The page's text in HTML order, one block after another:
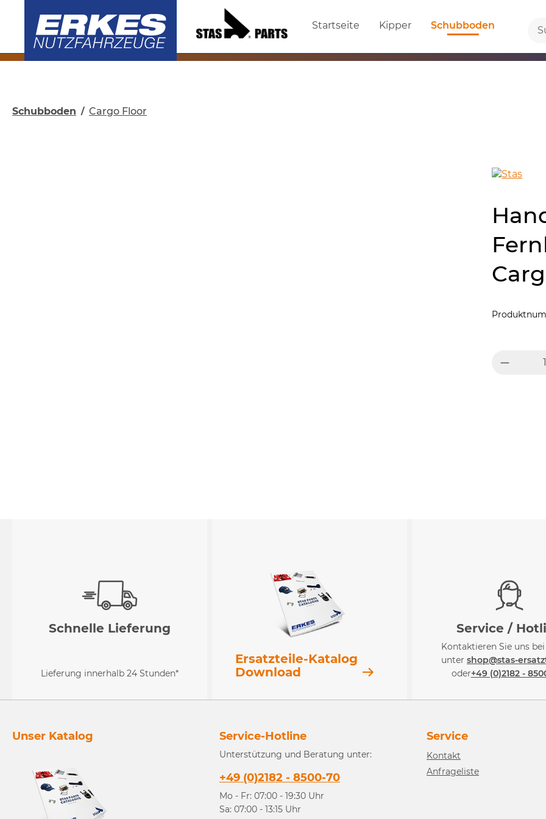
Zur Hauptnavigation springen
Startseite
Kipper Schubboden
Schubboden / Cargo Floor
Schnelle Lieferung
Lieferung innerhalb 24 Stunden*
Ersatzteile-Katalog
Download
Service /
Kontaktieren Sie uns
unter shop@stas-
oder+49 (0)2182 -
Unser Katalog Service-Hotline
Unterstützung und Beratung unter:
+49 (0)2182 - 8500-70
Mo - Fr: 07:00 - 19:30 Uhr
Sa: 07:00 - 13:15 Uhr
Service
Kontakt
Anfrageliste